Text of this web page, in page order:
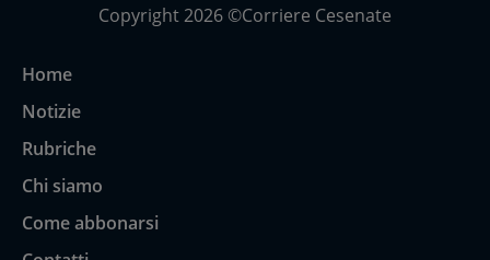
Copyright 2026 ©Corriere Cesenate
Home
Notizie
Rubriche
Chi siamo
Come abbonarsi